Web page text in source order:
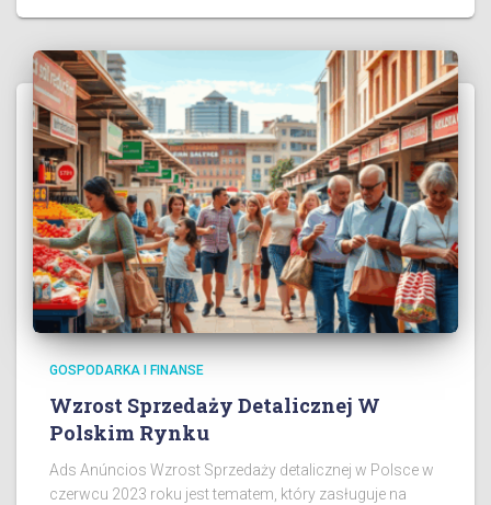
GOSPODARKA I FINANSE
Wzrost Sprzedaży Detalicznej W
Polskim Rynku
Ads Anúncios Wzrost Sprzedaży detalicznej w Polsce w
czerwcu 2023 roku jest tematem, który zasługuje na